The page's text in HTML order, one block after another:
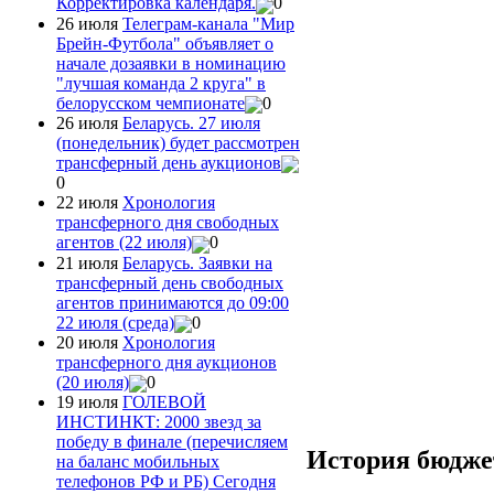
26 июля Телеграм-канала "Мир
Брейн-Футбола" объявляет о
начале дозаявки в номинацию
"лучшая команда 2 круга" в
белорусском чемпионате
0
26 июля Беларусь. 27 июля
(понедельник) будет рассмотрен
трансферный день аукционов
0
22 июля Хронология
трансферного дня свободных
агентов (22 июля)
0
21 июля Беларусь. Заявки на
трансферный день свободных
агентов принимаются до 09:00
22 июля (среда)
0
20 июля Хронология
трансферного дня аукционов
(20 июля)
0
19 июля ГОЛЕВОЙ
ИНСТИНКТ: 2000 звезд за
победу в финале (перечисляем
на баланс мобильных
телефонов РФ и РБ) Сегодня
История